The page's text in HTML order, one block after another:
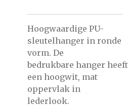
Hoogwaardige PU-
sleutelhanger in ronde
vorm. De
bedrukbare hanger heeft
een hoogwit, mat
oppervlak in
lederlook.